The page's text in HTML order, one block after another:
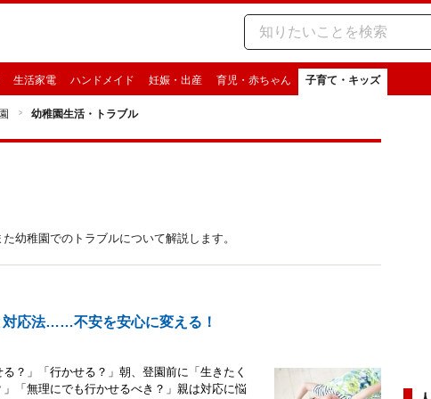
生活家電 ハンドメイド 妊娠・出産 育児・赤ちゃん 子育て・キッズ
幼稚園生活・トラブル
幼稚園でのトラブルについて解説します。
応法……不安を安心に変える！
？」「行かせる？」朝、登園前に「生きたく
「無理にでも行かせるべき？」親は対応に悩